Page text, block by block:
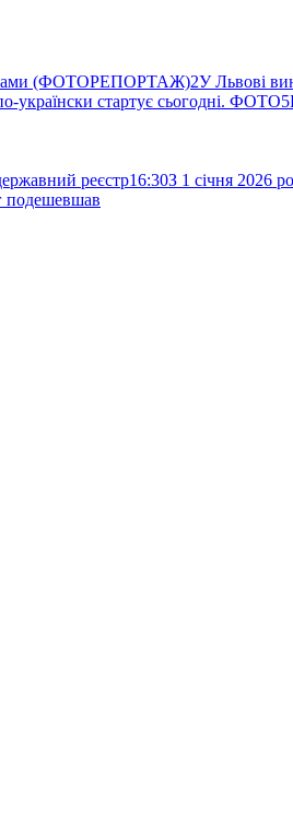
(ФОТОРЕПОРТАЖ)2У Львові
українски стартує сьогодні. ФОТО5
реєстр16:30З 1 січня 2026
подешевшав